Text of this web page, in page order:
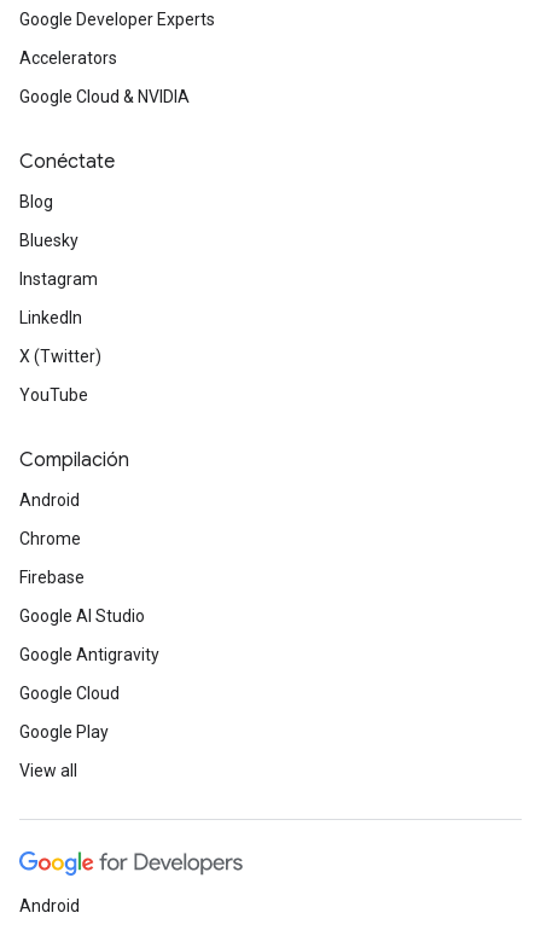
Google Developer Experts
Accelerators
Google Cloud & NVIDIA
Conéctate
Blog
Bluesky
Instagram
LinkedIn
X (Twitter)
YouTube
Compilación
Android
Chrome
Firebase
Google AI Studio
Google Antigravity
Google Cloud
Google Play
View all
Android